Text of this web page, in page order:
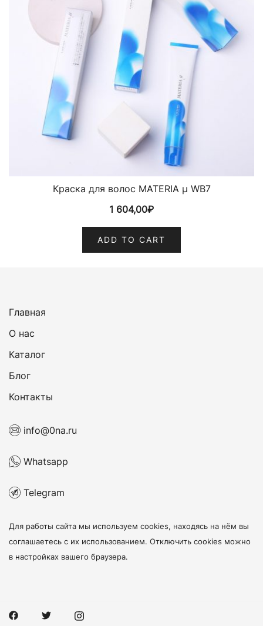
Краска для волос MATERIA µ WB7
1 604,00₽
ADD TO CART
Главная
О нас
Каталог
Блог
Контакты
info@0na.ru
Whatsapp
Telegram
Для работы сайта мы используем cookies, находясь на нём вы
соглашаетесь с их использованием. Отключить cookies можно
в настройках вашего браузера.